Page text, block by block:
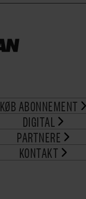
KØB ABONNEMENT
DIGITAL
PARTNERE
KONTAKT